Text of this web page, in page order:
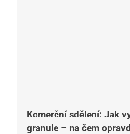
Komerční sdělení: Jak
granule – na čem